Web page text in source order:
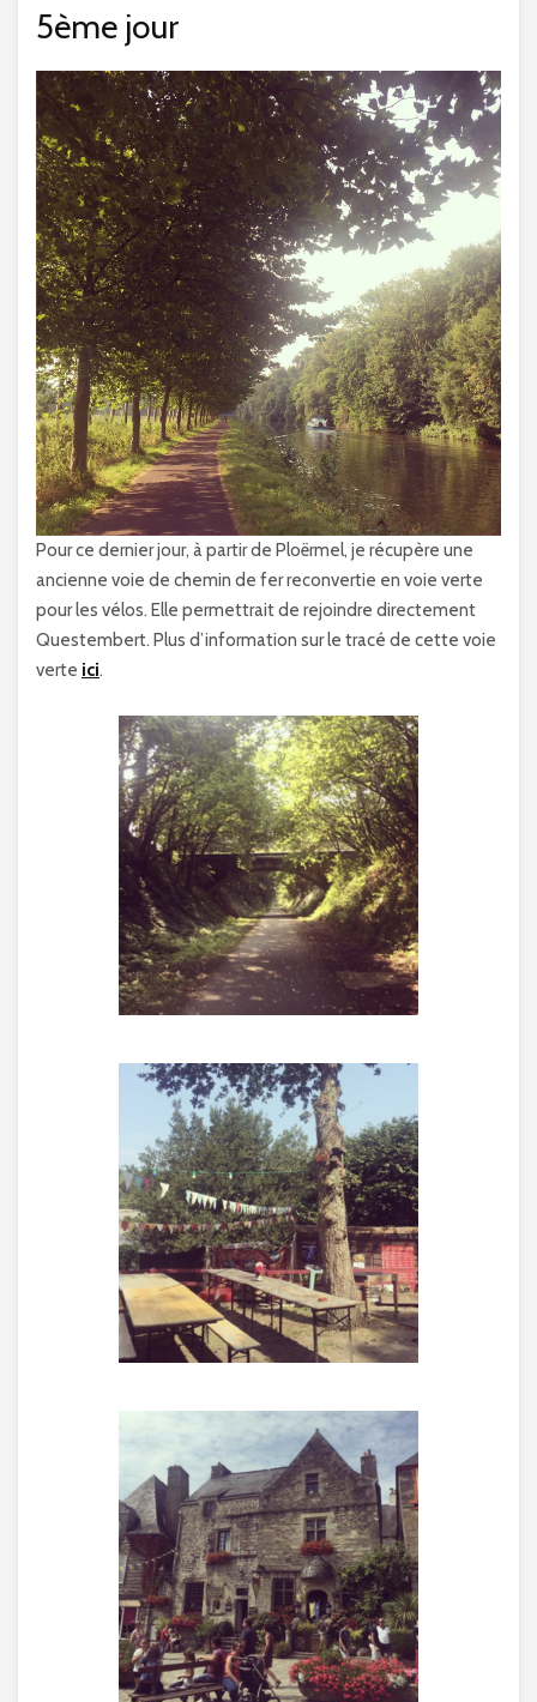
5ème jour
Pour ce dernier jour, à partir de Ploërmel, je récupère une
ancienne voie de chemin de fer reconvertie en voie verte
pour les vélos. Elle permettrait de rejoindre directement
Questembert. Plus d’information sur le tracé de cette voie
verte ici.